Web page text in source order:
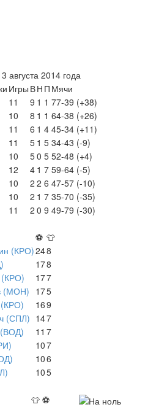
августа 2014 года
Игры ВН П Мячи
11 9 1 1 77-39 (+38)
10 8 1 1 64-38 (+26)
11 6 1 4 45-34 (+11)
11 5 1 5 34-43 (-9)
10 50 5 52-48 (+4)
12 4 1 7 59-64 (-5)
10 2 2 6 47-57 (-10)
10 2 1 7 35-70 (-35)
11 2 0 9 49-79 (-30)
⚽ 👕
(КРО)248
178
(КРО) 177
(МОН) 175
169
(СПЛ) 147
11 7
107
106
105
👕 ⚽